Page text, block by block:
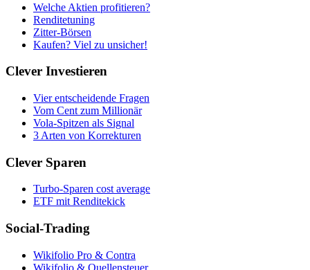
Welche Aktien profitieren?
Renditetuning
Zitter-Börsen
Kaufen? Viel zu unsicher!
Clever Investieren
Vier entscheidende Fragen
Vom Cent zum Millionär
Vola-Spitzen als Signal
3 Arten von Korrekturen
Clever Sparen
Turbo-Sparen cost average
ETF mit Renditekick
Social-Trading
Wikifolio Pro & Contra
Wikifolio & Quellensteuer